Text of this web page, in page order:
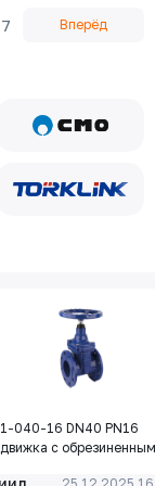
7 Вперёд
040-16 DN40 PN16
с обрезиненным
25.12.2025